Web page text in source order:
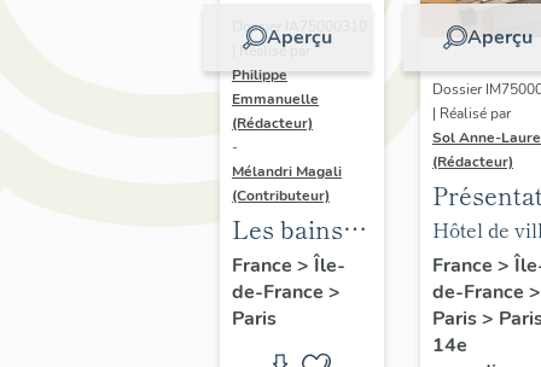
Aperçu
Dossier IA75000310
| Réalisé par
Philippe
Emmanuelle
(Rédacteur)
-
Mélandri Magali
(Contributeur)
Les bains
douches
municipaux
de la ville
France > Île-
de-France >
Paris
Aperçu
Dossier
| Réalisé par
Sol Anne-Laure
(Rédacteur)
du
de la
annexe
Hôtel de
annexe
France >
de-France >
Paris>
14e